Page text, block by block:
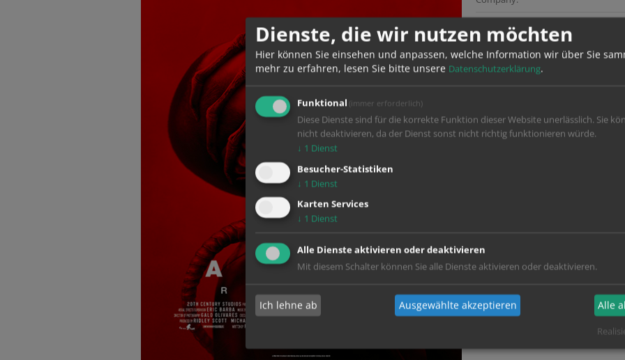
Director:
Services: Digital
Dienste, die wir nutzen möchten
Hier können Sie einsehen und anpassen, welche Information wir über Sie
mehr zu erfahren, lesen Sie bitte unsere Datenschutzerklärung.
Funktional (immer erforderlich)
Diese Dienste sind für die korrekte Funktion dieser Website unerlässlich. Sie
nicht deaktivieren, da der Dienst sonst nicht richtig funktionieren würde.
↓ 1 Dienst
Besucher-Statistiken
↓ 1 Dienst
Karten Services
↓ 1 Dienst
Alle Dienste aktivieren oder deaktivieren
Mit diesem Schalter können Sie alle Dienste aktivieren oder deaktivieren.
Ich lehne ab Ausgewählte akzeptieren Alle